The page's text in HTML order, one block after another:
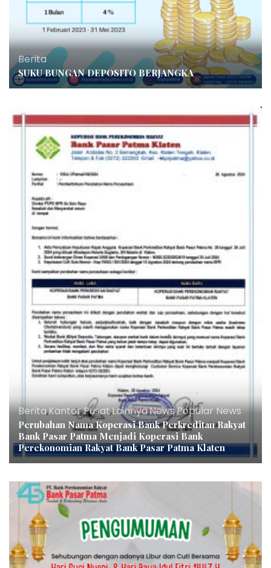
Berita
SUKU BUNGAN DEPOSITO BERJANGKA
Berita,Kantor Pusat,Lainnya,News,Popular News
Perubahan Nama Koperasi Bank Perkreditan Rakyat
Bank Pasar Patma Menjadi Koperasi Bank
Perekonomian Rakyat Bank Pasar Patma Klaten